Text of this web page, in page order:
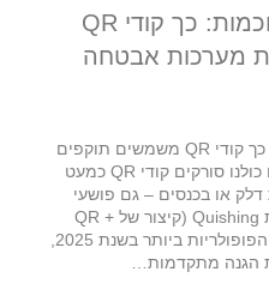
מתקפות Quishing מתוחכמות: כך קודי QR
מערכות אבטחה
מתקפות Quishing מתוחכמות: כך קודי QR משמשים תוקפים
לעקיפת מערכות אבטחה בעידן שבו כולנו סורקים קודי QR כמעט
או בכנסים – גם פושעי
הסייבר לא נשארים מאחור. מתקפת Quishing (קיצור של QR +
הגנה מתקדמות…